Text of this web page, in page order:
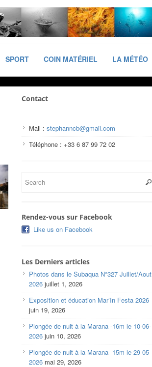
SPORT COIN MATÉRIEL LA MÉTÉO
Contact
Mail : stephanncb@gmail.com
Téléphone : +33 6 87 99 72 02
Rendez-vous sur Facebook
Like us on Facebook
Les Derniers articles
Photos dans le Subaqua N°327 Juillet/Aout
2026 juillet 1, 2026
Exposition et éducation Mar’In Festa 2026
juin 19, 2026
Plongée de nuit à la Marana -16m le 10-06-
2026 juin 10, 2026
Plongée de nuit à la Marana -15m le 29-05-
2026 mai 29, 2026